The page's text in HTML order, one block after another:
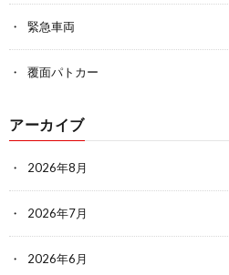
緊急車両
覆面パトカー
アーカイブ
2026年8月
2026年7月
2026年6月